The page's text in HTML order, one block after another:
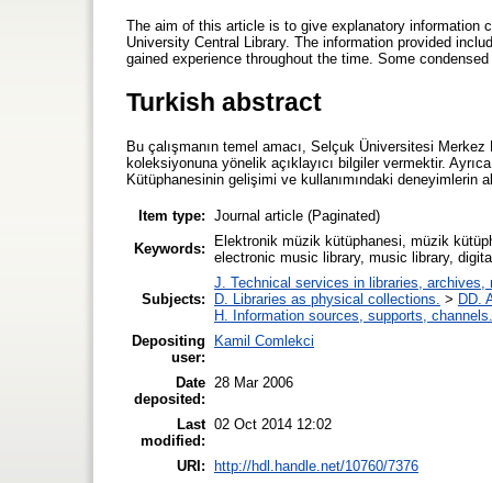
The aim of this article is to give explanatory information
University Central Library. The information provided
gained experience throughout the time. Some
Turkish abstract
Bu çalışmanın temel amacı, Selçuk Üniversitesi
koleksiyonuna yönelik açıklayıcı bilgiler vermektir.
Kütüphanesinin gelişimi ve kullanımındaki deneyimlerin
Item type: Journal article (Paginated)
Keywords:
Elektronik müzik kütüphanesi, müzik
electronic music library, music library,
Subjects:
J. Technical services in libraries, archives,
D. Libraries as physical collections. > DD.
H. Information sources, supports, channels.
Depositing
user:
Kamil Comlekci
Date
deposited:
28 Mar 2006
Last
modified:
02 Oct 2014 12:02
URI: http://hdl.handle.net/10760/7376